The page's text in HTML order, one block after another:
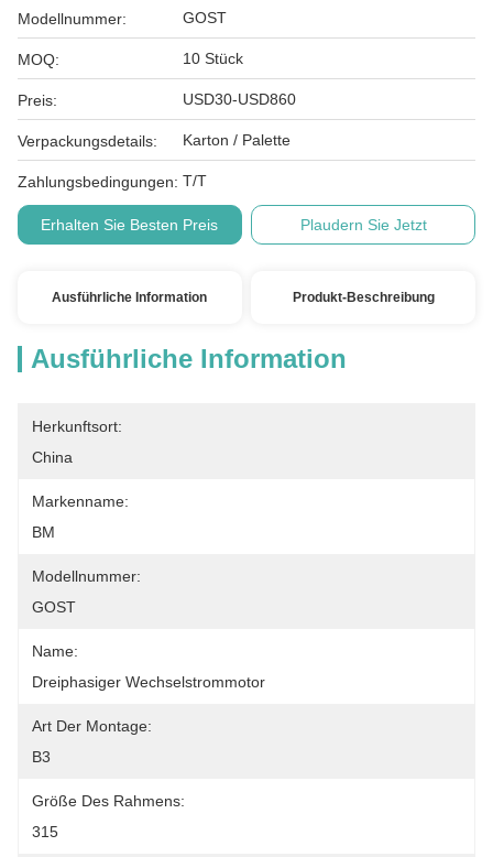
Modellnummer: GOST
MOQ: 10 Stück
Preis: USD30-USD860
Verpackungsdetails: Karton / Palette
Zahlungsbedingungen: T/T
Erhalten Sie Besten Preis Plaudern Sie Jetzt
Ausführliche Information Produkt-Beschreibung
Ausführliche Information
Herkunftsort:
China
Markenname:
BM
Modellnummer:
GOST
Name:
Dreiphasiger Wechselstrommotor
Art Der Montage:
B3
Größe Des Rahmens:
315